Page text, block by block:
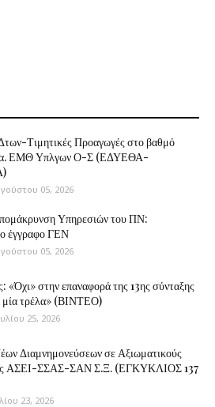
Τιμητικές Προαγωγές στο βαθμό
ΕΜΘ Υπλγων Ο-Σ (ΕΔΥΕΘΑ-
05, 2026
Υπηρεσιών του ΠΝ:
έγγραφο ΓΕΝ
05, 2026
«Όχι» στην επαναφορά της 13ης σύνταξης
μία τρέλα» (ΒΙΝΤΕΟ)
25, 2026
Διαμνημονεύσεων σε Αξιωματικούς
ΑΣΕΙ-ΣΣΑΣ-ΣΑΝ Σ.Ξ. (ΕΓΚΥΚΛΙΟΣ 137
23, 2026